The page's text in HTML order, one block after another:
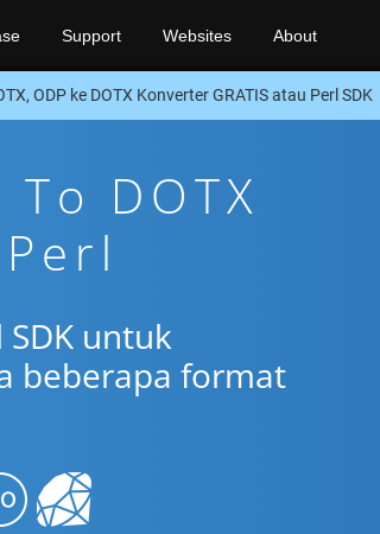
Support Websites About
ODP ke DOTX Konverter GRATIS atau Perl SDK
DOTX
untuk
beberapa format